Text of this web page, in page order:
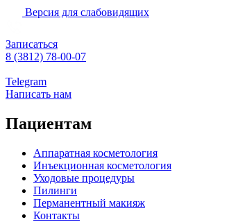
Версия для слабовидящих
Записаться
8 (3812) 78-00-07
Telegram
Написать нам
Пациентам
Аппаратная косметология
Инъекционная косметология
Уходовые процедуры
Пилинги
Перманентный макияж
Контакты